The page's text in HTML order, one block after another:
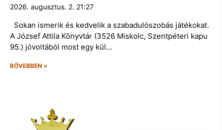
2026. augusztus. 2. 21:27
Sokan ismerik és kedvelik a szabadulószobás játékokat.
A József Attila Könyvtár (3526 Miskolc, Szentpéteri kapu
95.) jóvoltából most egy kül…
BŐVEBBEN »